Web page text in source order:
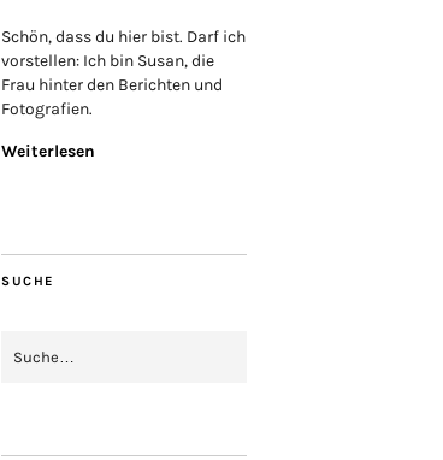
Schön, dass du hier bist. Darf ich
vorstellen: Ich bin Susan, die
Frau hinter den Berichten und
Fotografien.
Weiterlesen
SUCHE